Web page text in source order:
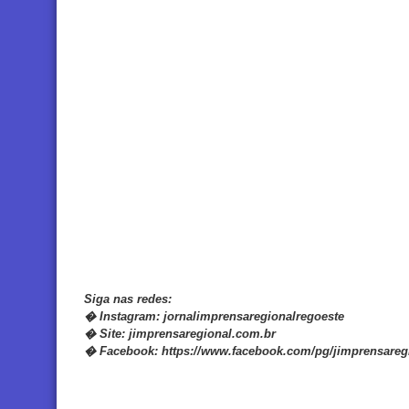
Siga nas redes:
�Instagram: jornalimprensaregionalregoeste
�Site: jimprensaregional.com.br
�Facebook: https://www.facebook.com/pg/